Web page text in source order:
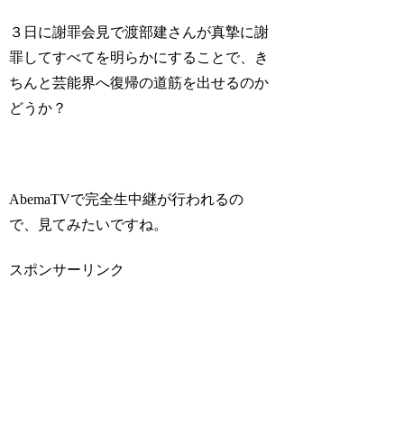
３日に謝罪会見で渡部建さんが真摯に謝
罪してすべてを明らかにすることで、き
ちんと芸能界へ復帰の道筋を出せるのか
どうか？
AbemaTVで完全生中継が行われるの
で、見てみたいですね。
スポンサーリンク